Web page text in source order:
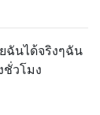
ฉันได้จริงๆฉัน
ชั่วโมง